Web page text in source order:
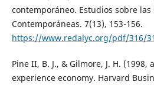
contemporáneo. Estudios sobre las
Contemporáneas. 7(13), 153-156.
https://www.redalyc.org/pdf/316/
Pine II, B. J., & Gilmore, J. H.
experience economy. Harvard